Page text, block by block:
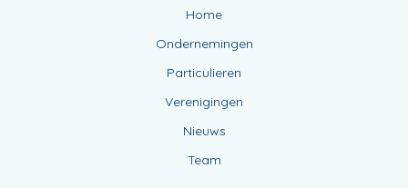
Home
Ondernemingen
Particulieren
Verenigingen
Nieuws
Team